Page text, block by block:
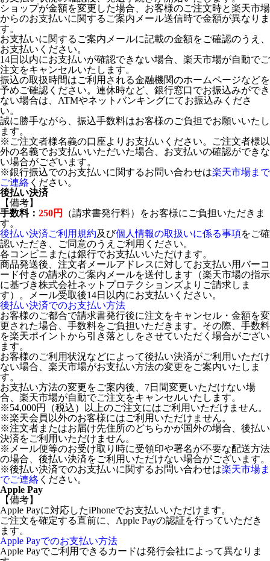
ショップが金額を変更した場合、お客様のご注文時と楽天市場
からのお支払いに関するご案内メール送信時で金額が異なりま
す。
お支払いに関するご案内メールに記載の金額をご確認のうえ、
お支払いください。
14日以内にお支払いが確認できない場合、楽天市場が自動でご
注文をキャンセルいたします。
振込の取扱時間はご利用される金融機関のホームページなどを
予めご確認ください。連休時など、銀行窓口でお振込みができ
ない場合は、ATMやネットバンキングにてお振込みくださ
い。
誠に勝手ながら、振込手数料はお客様のご負担でお願いいたし
ます。
※ご注文者様名義の口座よりお支払いください。ご注文者様以
外の名義でお支払いいただいた場合、お支払いの確認ができな
い場合がございます。
※銀行振込でのお支払いに関するお問い合わせは楽天市場まで
ご連絡 ください。
後払い決済
【備考】
手数料： 250円
（請求書発行料）をお客様にご負担いただきま
す。
後払い決済ご利用規約及び個人情報の取扱いに係る事項をご確
認いただき、ご同意のうえご利用ください。
各コンビニまたは銀行でお支払いいただけます。
商品発送後、注文者メールアドレスに対してお支払い用バーコ
ード付きの請求のご案内メールを送付します（楽天市場の指示
に基づき株式会社ネットプロテクションズよりご請求しま
す）。メール受取後14日以内にお支払いください。
後払い決済でのお支払い方法
お客様のご都合で請求書発行後に注文をキャンセル・金額を変
更された場合、手数料をご負担いただきます。その際、手数料
を楽天ポイントから引き落としをさせていただく場合がござい
ます。
お客様のご利用状況などによって後払い決済がご利用いただけ
ない場合、楽天市場がお支払い方法の変更をご案内いたしま
す。
お支払い方法の変更をご案内後、7日間変更いただけない場
合、楽天市場が自動でご注文をキャンセルいたします。
※54,000円（税込）以上のご注文にはご利用いただけません。
※楽天会員以外のお客様にはご利用いただけません。
※注文者またはお届け先住所のどちらかが国外の場合、後払い
決済をご利用いただけません。
※メール便等のお受け取り時に受領印や署名が不要な配送方法
の場合、後払い決済をご利用いただけない場合がございます。
※後払い決済でのお支払いに関するお問い合わせは楽天市場ま
でご連絡 ください。
Apple Pay
【備考】
Apple Payに対応したiPhoneでお支払いいただけます。
ご注文を確定する直前に、Apple Payの認証を行っていただき
ます。
Apple Payでのお支払い方法
Apple Payでご利用できるカードは発行会社によって異なりま